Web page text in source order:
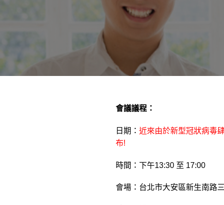
會議議程：
日期： 近來由於新型冠狀病毒
布!
時間：下午13:30 至 17:00
會場：台北市大安區新生南路